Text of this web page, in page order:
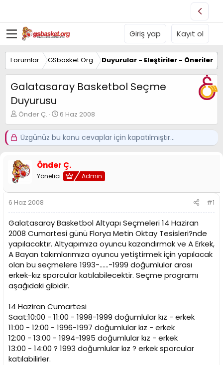
Giriş yap Kayıt ol
Forumlar GSbasket.Org Duyurular - Eleştiriler - Öneriler
Galatasaray Basketbol Seçme
Duyurusu
K
o
n
u
u
B
a
l
a
t
a
n
Önder Ç.
B
a
ş
l
g
ı
t
r
i
h
i
6 Haz 2008
Üzgünüz bu konu cevaplar için kapatılmıştır...
Önder Ç.
Yönetici Admin
6 Haz 2008 #1
Galatasaray Basketbol Altyapı Seçmeleri 14 Haziran
2008 Cumartesi günü Florya Metin Oktay Tesisleri?nde
yapılacaktır. Altyapımıza oyuncu kazandırmak ve A Erkek,
A Bayan takımlarımıza oyuncu yetiştirmek için yapılacak
olan bu seçmelere 1993-......-1999 doğumlular arası
erkek-kız sporcular katılabilecektir. Seçme programı
aşağıdaki gibidir.
14 Haziran Cumartesi
Saat:10:00 - 11:00 - 1998-1999 doğumlular kız - erkek
11:00 - 12:00 - 1996-1997 doğumlular kız - erkek
12:00 - 13:00 - 1994-1995 doğumlular kız - erkek
13:00 - 14:00 ? 1993 doğumlular kız ? erkek sporcular
katılabilirler.